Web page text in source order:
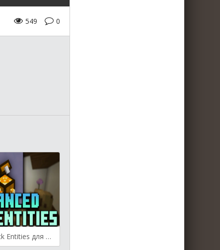
0
549
Enhanced Block Entities для Майнкрафт [1.20.1, 1.20, 1.19.4]